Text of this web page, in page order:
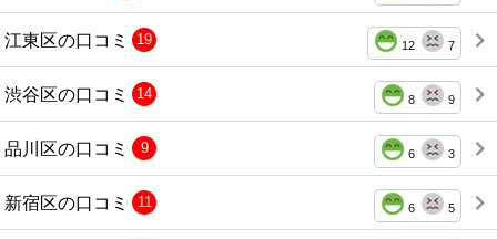
江東区の口コミ 12 7
19
渋谷区の口コミ 8 9
14
品川区の口コミ 6 3
9
新宿区の口コミ 6 5
11